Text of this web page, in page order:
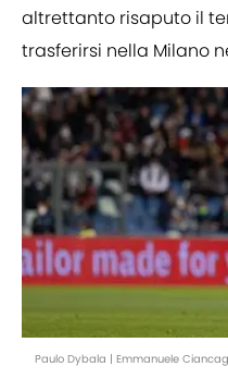
altrettanto risaputo il
trasferirsi nella Milano
Paulo Dybala | Emmanuele